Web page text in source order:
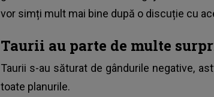
vor simți mult mai bine după o discuție cu
Taurii au parte de multe
Taurii s-au săturat de gândurile negative,
toate planurile.